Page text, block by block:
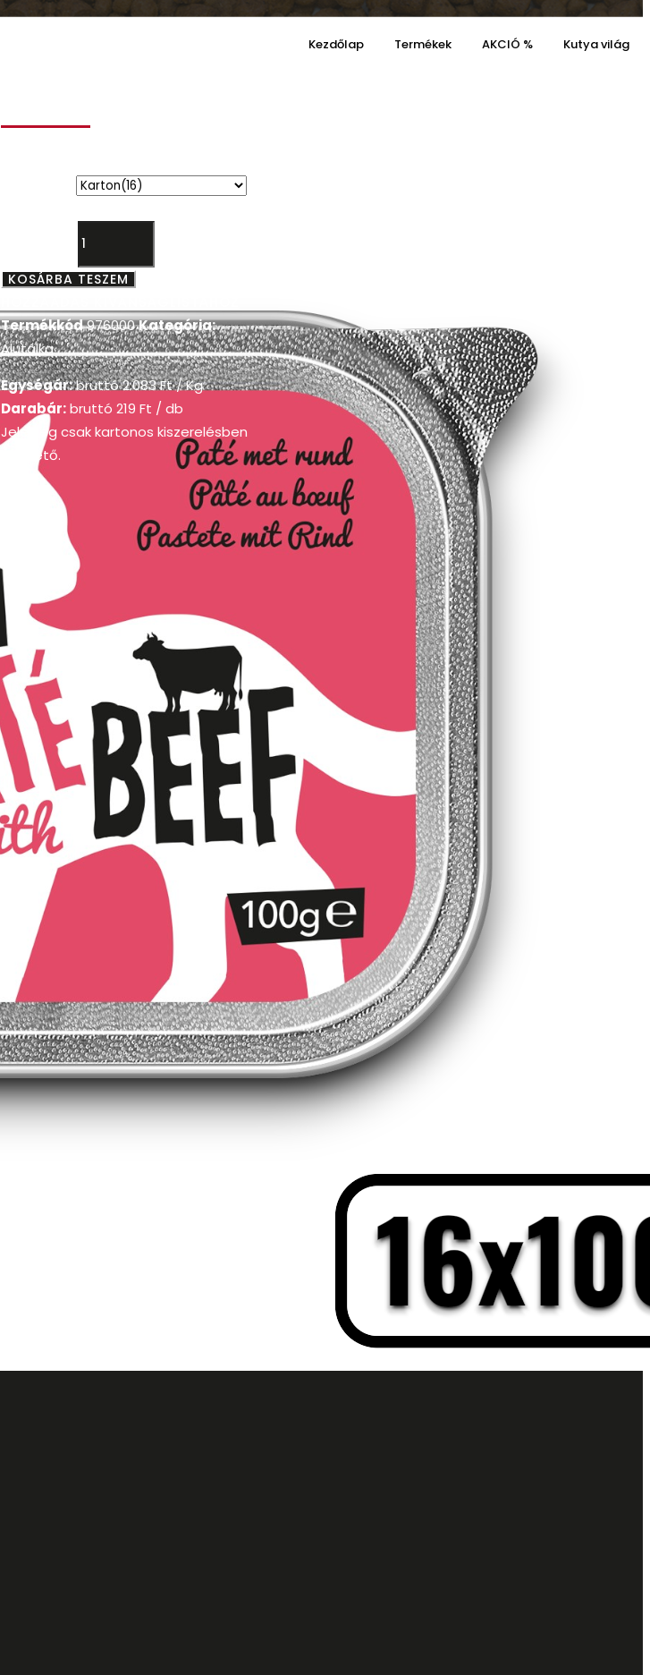
Kezdőlap Termékek AKCIÓ % Kutya világ
KOSÁRBA TESZEM
Termékkód976000Kategória:
Alutálka
Egységár:bruttó2.083Ft/ Kg
Darabár:bruttó 219 Ft / db
Jelenleg csak kartonos kiszerelésben
elérhető.